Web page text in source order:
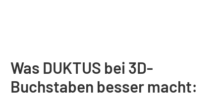
Was DUKTUS bei 3D-
Buchstaben besser macht: